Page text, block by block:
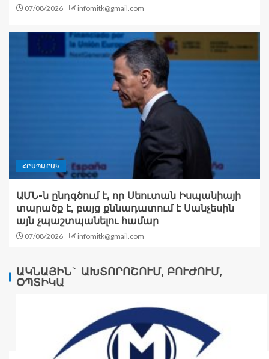
07/08/2026 infomitk@gmail.com
ՀՐԱՊԱՐԱԿ
ԱՄՆ-ն ընդգծում է, որ Սեուտան Իսպանիայի
տարածք է, բայց քննադատում է Սանչեսին
այն չպաշտպանելու համար
07/08/2026 infomitk@gmail.com
ԱԿՆԱՅԻՆ` ԱԽՏՈՐՈՇՈՒՄ, ԲՈՒԺՈՒՄ,
ՕՊՏԻԿԱ